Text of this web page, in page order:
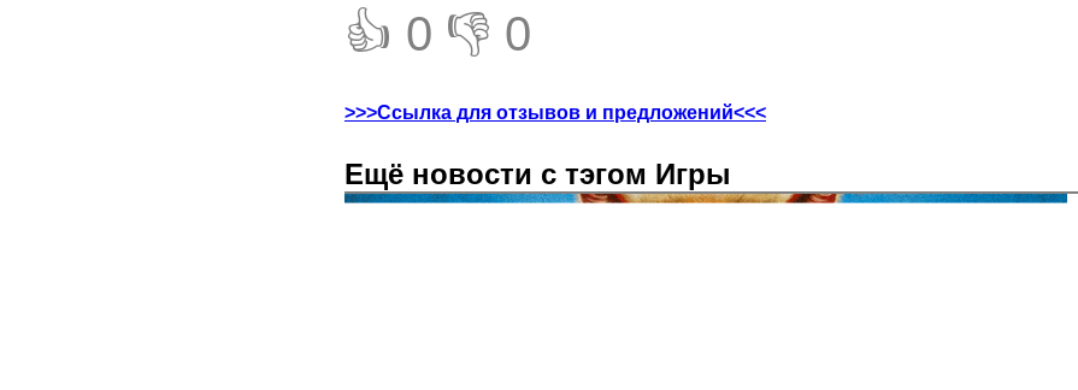
👍 0 👎 0
>>>Ссылка для отзывов и предложений<<<
Ещё новости с тэгом Игры